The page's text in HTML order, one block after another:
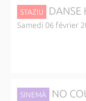
STAZIU DANSE
Samedi 06 février
SINEMÀ NO